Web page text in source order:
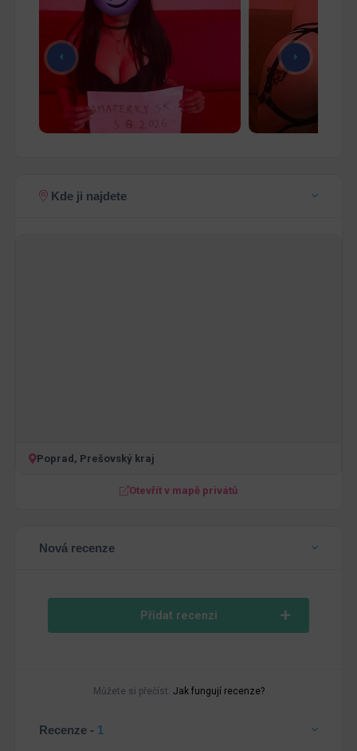
Kde ji najdete
Poprad, Prešovský kraj
Otevřít v mapě privátů
Nová recenze
Přidat recenzi
Můžete si přečíst: Jak fungují recenze?
Recenze - 1